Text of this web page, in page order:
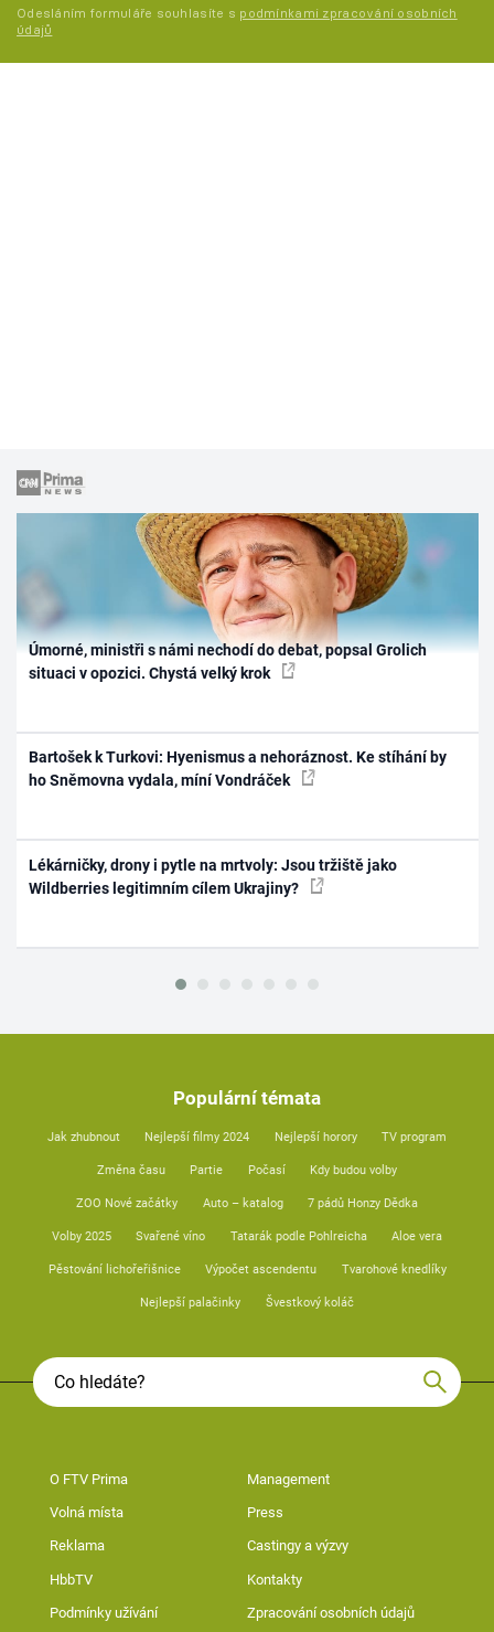
Odesláním formuláře souhlasíte s podmínkami zpracování osobních
údajů
Úmorné, ministři s námi nechodí do debat, popsal Grolich
situaci v opozici. Chystá velký krok
Bartošek k Turkovi: Hyenismus a nehoráznost. Ke stíhání by
ho Sněmovna vydala, míní Vondráček
Lékárničky, drony i pytle na mrtvoly: Jsou tržiště jako
Wildberries legitimním cílem Ukrajiny?
Populární témata
Jak zhubnout Nejlepší filmy 2024 Nejlepší horory TV program
Změna času Partie Počasí Kdy budou volby
ZOO Nové začátky Auto – katalog 7 pádů Honzy Dědka
Volby 2025 Svařené víno Tatarák podle Pohlreicha Aloe vera
Pěstování lichořeřišnice Výpočet ascendentu Tvarohové knedlíky
Nejlepší palačinky Švestkový koláč
O FTV Prima Management
Volná místa Press
Reklama Castingy a výzvy
HbbTV Kontakty
Podmínky užívání Zpracování osobních údajů